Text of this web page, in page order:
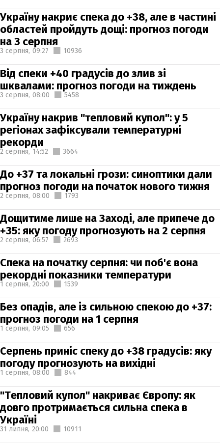
Україну накриє спека до +38, але в частині
областей пройдуть дощі: прогноз погоди
на 3 серпня
3 серпня, 09:27 10936
Від спеки +40 градусів до злив зі
шквалами: прогноз погоди на тиждень
3 серпня, 08:00 5458
Україну накрив "тепловий купол": у 5
регіонах зафіксували температурні
рекорди
2 серпня, 14:52 3664
До +37 та локальні грози: синоптики дали
прогноз погоди на початок нового тижня
2 серпня, 08:00 1793
Дощитиме лише на Заході, але припече до
+35: яку погоду прогнозують на 2 серпня
2 серпня, 06:57 2693
Спека на початку серпня: чи поб'є вона
рекордні показники температури
1 серпня, 20:00 1539
Без опадів, але із сильною спекою до +37:
прогноз погоди на 1 серпня
1 серпня, 09:05 656
Серпень приніс спеку до +38 градусів: яку
погоду прогнозують на вихідні
1 серпня, 08:00 844
"Тепловий купол" накриває Європу: як
довго протримається сильна спека в
Україні
31 липня, 20:00 10911